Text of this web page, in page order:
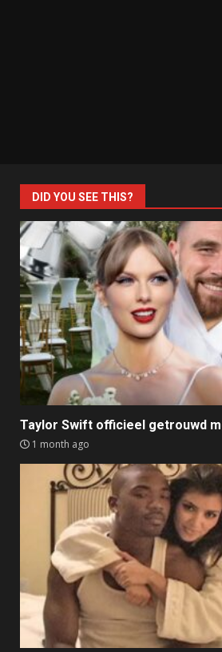
DID YOU SEE THIS?
Taylor Swift officieel getrouwd
1 month ago